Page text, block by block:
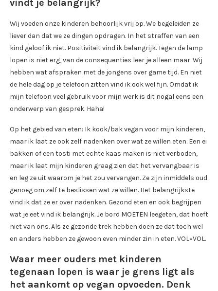
vindt je belangrijk?
Wij voeden onze kinderen behoorlijk vrij op. We begeleiden ze
liever dan dat we ze dingen opdragen. In het straffen van een
kind geloof ik niet. Positiviteit vind ik belangrijk. Tegen de lamp
lopen is niet erg, van de consequenties leer je alleen maar. Wij
hebben wat afspraken met de jongens over game tijd. En niet
de hele dag op je telefoon zitten vind ik ook wel fijn. Omdat ik
mijn telefoon veel gebruik voor mijn werk is dit nogal eens een
onderwerp van gesprek. Haha!
Op het gebied van eten: Ik kook/bak vegan voor mijn kinderen,
maar ik laat ze ook zelf nadenken over wat ze willen eten. Een ei
bakken of een tosti met echte kaas maken is niet verboden,
maar ik laat mijn kinderen graag zien dat het vervangbaar is
en leg ze uit waarom je het zou vervangen. Ze zijn inmiddels oud
genoeg om zelf te beslissen wat ze willen. Het belangrijkste
vind ik dat ze er over nadenken. Gezond eten en ook begrijpen
wat je eet vind ik belangrijk. Je bord MOETEN leegeten, dat hoeft
niet van ons. Als ze gezonde trek hebben doen ze dat toch wel
en anders hebben ze gewoon even minder zin in eten. VOL=VOL.
Waar meer ouders met kinderen
tegenaan lopen is waar je grens ligt als
het aankomt op vegan opvoeden. Denk